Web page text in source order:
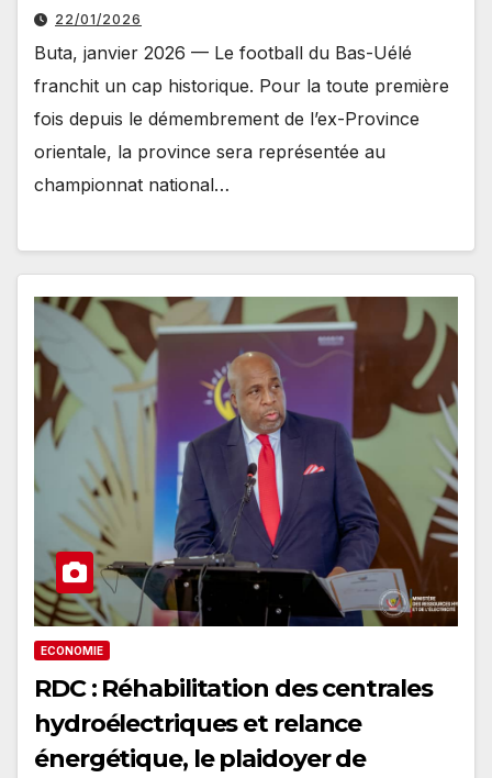
22/01/2026
Buta, janvier 2026 — Le football du Bas-Uélé
franchit un cap historique. Pour la toute première
fois depuis le démembrement de l’ex-Province
orientale, la province sera représentée au
championnat national…
ECONOMIE
RDC : Réhabilitation des centrales
hydroélectriques et relance
énergétique, le plaidoyer de